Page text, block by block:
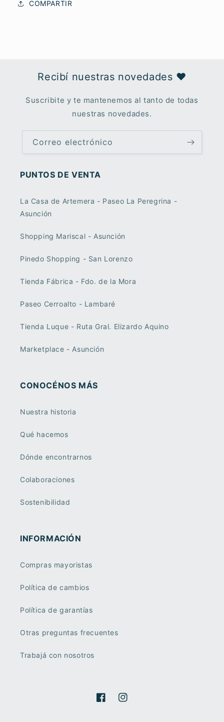
COMPARTIR
Recibí nuestras novedades ♥︎
Suscribite y te mantenemos al tanto de todas
nuestras novedades.
Correo electrónico
PUNTOS DE VENTA
La Casa de Artemera - Paseo La Peregrina -
Asunción
Shopping Mariscal - Asunción
Pinedo Shopping - San Lorenzo
Tienda Fábrica - Fdo. de la Mora
Paseo Cerroalto - Lambaré
Tienda Luque - Ruta Gral. Elizardo Aquino
Marketplace - Asunción
CONOCÉNOS MÁS
Nuestra historia
Qué hacemos
Dónde encontrarnos
Colaboraciones
Sostenibilidad
INFORMACIÓN
Compras mayoristas
Política de cambios
Política de garantías
Otras preguntas frecuentes
Trabajá con nosotros
FacebookInstagram